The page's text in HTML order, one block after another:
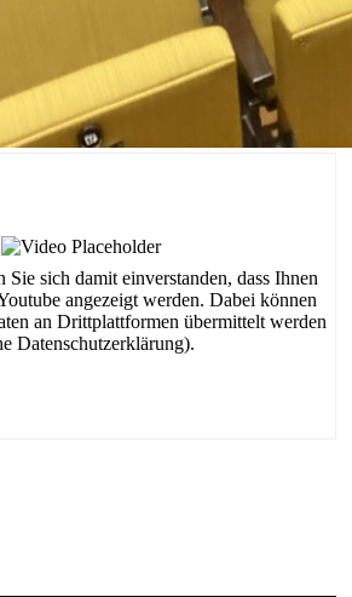
sich damit einverstanden, dass Ihnen
angezeigt werden. Dabei können
an Drittplattformen übermittelt werden
Datenschutzerklärung).